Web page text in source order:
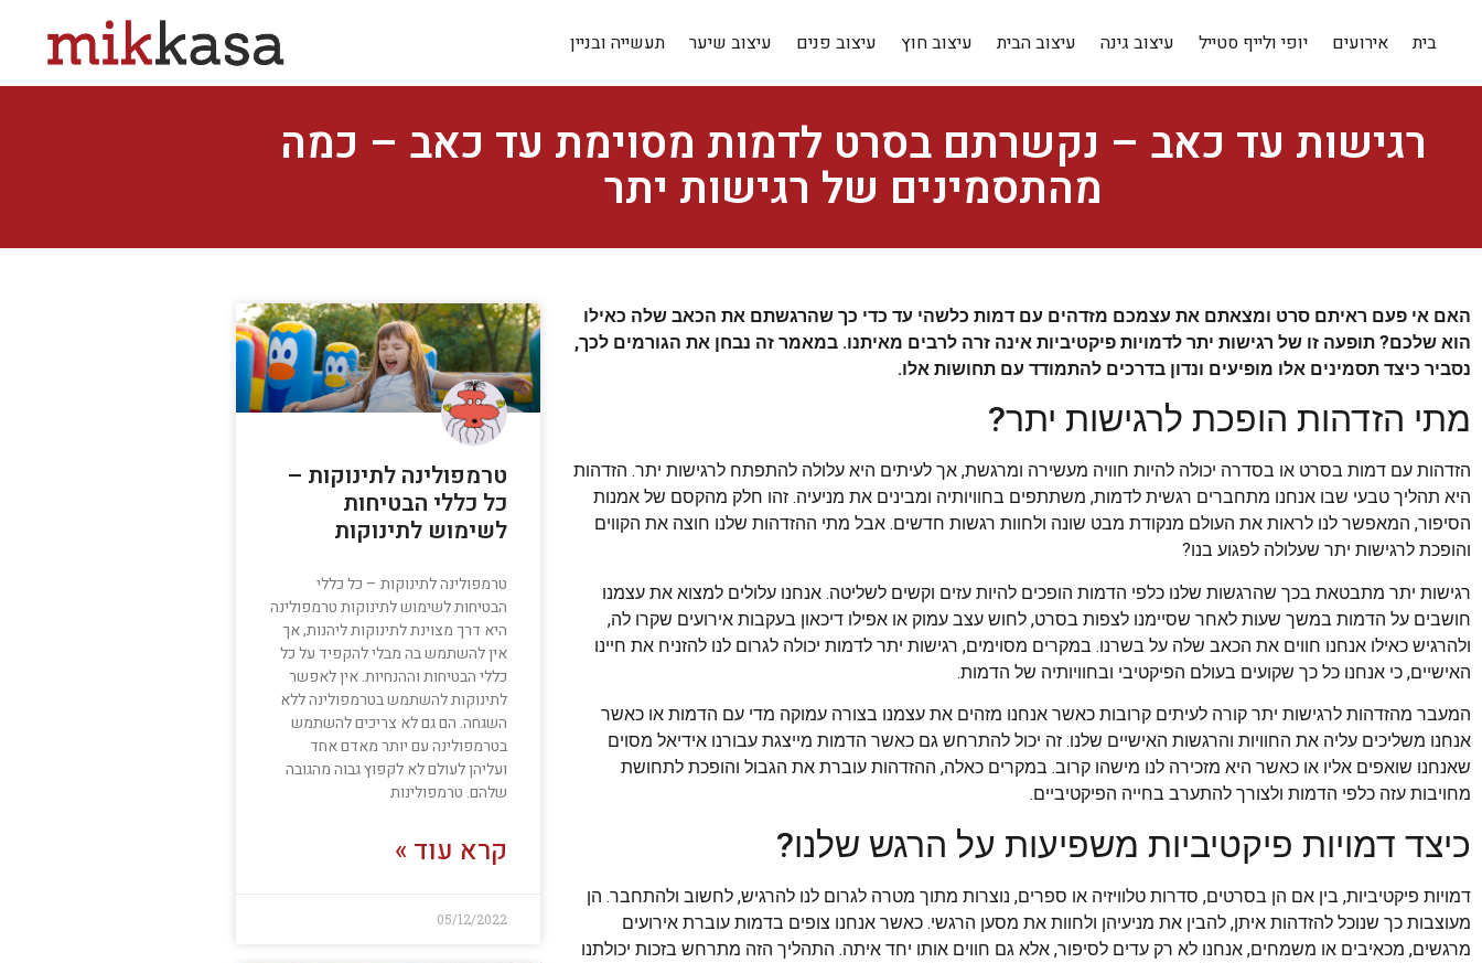
בית אירועים יופי ולייף סטייל עיצוב גינה עיצוב הבית עיצוב חוץ עיצוב פנים עיצוב שיער תעשייה ובניין
רגישות עד כאב – נקשרתם בסרט לדמות מסוימת עד כאב – כמה
מהתסמינים של רגישות יתר
האם אי פעם ראיתם סרט ומצאתם את עצמכם מזדהים עם דמות כלשהי עד כדי כך שהרגשתם את הכאב שלה כאילו
הוא שלכם? תופעה זו של רגישות יתר לדמויות פיקטיביות אינה זרה לרבים מאיתנו. במאמר זה נבחן את הגורמים לכך,
נסביר כיצד תסמינים אלו מופיעים ונדון בדרכים להתמודד עם תחושות אלו.
מתי הזדהות הופכת לרגישות יתר?
הזדהות עם דמות בסרט או בסדרה יכולה להיות חוויה מעשירה ומרגשת, אך לעיתים היא עלולה להתפתח לרגישות יתר. הזדהות
היא תהליך טבעי שבו אנחנו מתחברים רגשית לדמות, משתתפים בחוויותיה ומבינים את מניעיה. זהו חלק מהקסם של אמנות
הסיפור, המאפשר לנו לראות את העולם מנקודת מבט שונה ולחוות רגשות חדשים. אבל מתי ההזדהות שלנו חוצה את הקווים
והופכת לרגישות יתר שעלולה לפגוע בנו?
רגישות יתר מתבטאת בכך שהרגשות שלנו כלפי הדמות הופכים להיות עזים וקשים לשליטה. אנחנו עלולים למצוא את עצמנו
חושבים על הדמות במשך שעות לאחר שסיימנו לצפות בסרט, לחוש עצב עמוק או אפילו דיכאון בעקבות אירועים שקרו לה,
ולהרגיש כאילו אנחנו חווים את הכאב שלה על בשרנו. במקרים מסוימים, רגישות יתר לדמות יכולה לגרום לנו להזניח את חיינו
האישיים, כי אנחנו כל כך שקועים בעולם הפיקטיבי ובחוויותיה של הדמות.
המעבר מהזדהות לרגישות יתר קורה לעיתים קרובות כאשר אנחנו מזהים את עצמנו בצורה עמוקה מדי עם הדמות או כאשר
אנחנו משליכים עליה את החוויות והרגשות האישיים שלנו. זה יכול להתרחש גם כאשר הדמות מייצגת עבורנו אידיאל מסוים
שאנחנו שואפים אליו או כאשר היא מזכירה לנו מישהו קרוב. במקרים כאלה, ההזדהות עוברת את הגבול והופכת לתחושת
מחויבות עזה כלפי הדמות ולצורך להתערב בחייה הפיקטיביים.
כיצד דמויות פיקטיביות משפיעות על הרגש שלנו?
דמויות פיקטיביות, בין אם הן בסרטים, סדרות טלוויזיה או ספרים, נוצרות מתוך מטרה לגרום לנו להרגיש, לחשוב ולהתחבר. הן
מעוצבות כך שנוכל להזדהות איתן, להבין את מניעיהן ולחוות את מסען הרגשי. כאשר אנחנו צופים בדמות עוברת אירועים
מרגשים, מכאיבים או משמחים, אנחנו לא רק עדים לסיפור, אלא גם חווים אותו יחד איתה. התהליך הזה מתרחש בזכות יכולתנו
טרמפולינה לתינוקות –
כל כללי הבטיחות
לשימוש לתינוקות
טרמפולינה לתינוקות – כל כללי
הבטיחות לשימוש לתינוקות טרמפולינה
היא דרך מצוינת לתינוקות ליהנות, אך
אין להשתמש בה מבלי להקפיד על כל
כללי הבטיחות וההנחיות. אין לאפשר
לתינוקות להשתמש בטרמפולינה ללא
השגחה. הם גם לא צריכים להשתמש
בטרמפולינה עם יותר מאדם אחד
ועליהן לעולם לא לקפוץ גבוה מהגובה
שלהם. טרמפולינות
קרא עוד »
05/12/2022